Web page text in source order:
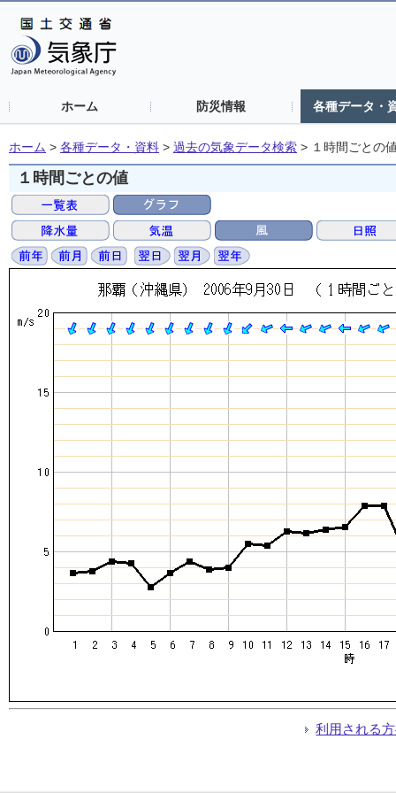
ホーム 防災情報 各種データ・
ホーム > 各種データ・資料 > 過去の気象データ検索 > １時間ごとの
１時間ごとの値
利用される